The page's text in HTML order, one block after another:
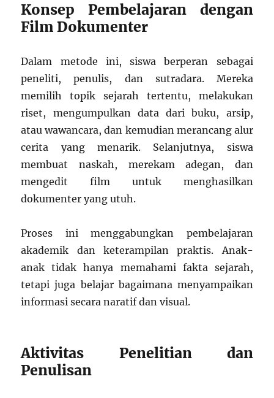
Konsep Pembelajaran dengan
Film Dokumenter
Dalam metode ini, siswa berperan sebagai
peneliti, penulis, dan sutradara. Mereka
memilih topik sejarah tertentu, melakukan
riset, mengumpulkan data dari buku, arsip,
atau wawancara, dan kemudian merancang alur
cerita yang menarik. Selanjutnya, siswa
membuat naskah, merekam adegan, dan
mengedit film untuk menghasilkan
dokumenter yang utuh.
Proses ini menggabungkan pembelajaran
akademik dan keterampilan praktis. Anak-
anak tidak hanya memahami fakta sejarah,
tetapi juga belajar bagaimana menyampaikan
informasi secara naratif dan visual.
Aktivitas Penelitian dan
Penulisan